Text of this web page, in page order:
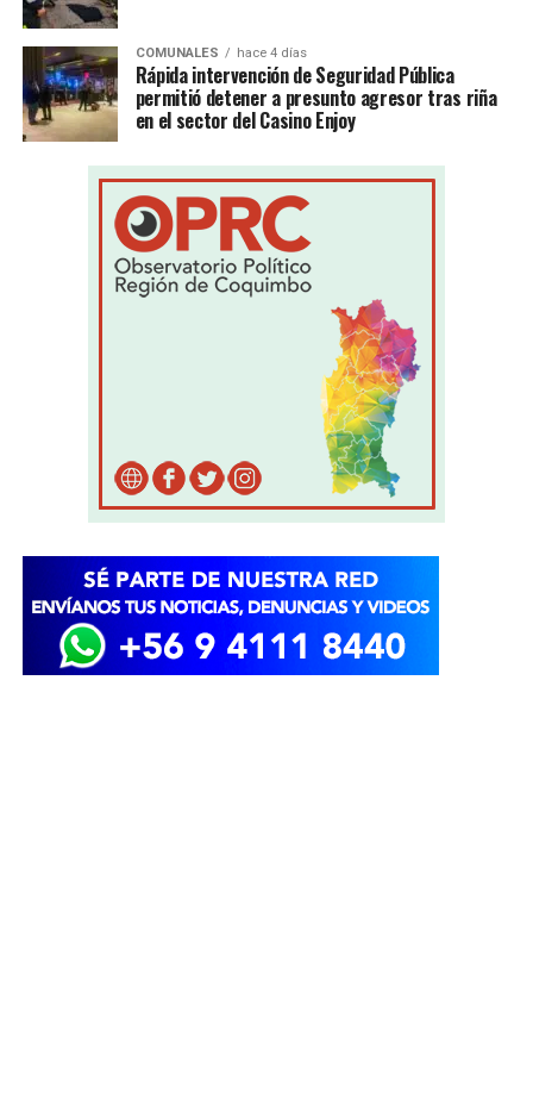
COMUNALES hace 4 días
Rápida intervención de Seguridad Pública
permitió detener a presunto agresor tras riña
en el sector del Casino Enjoy